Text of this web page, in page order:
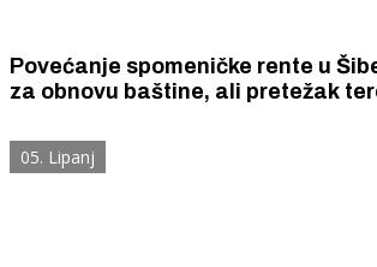
Povećanje spomeničke rente u
za obnovu baštine,
05. Lipanj